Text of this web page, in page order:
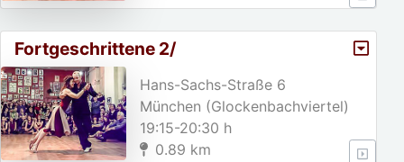
Fortgeschrittene 2/
Hans-Sachs-Straße 6
München (Glockenbachviertel)
19:15-20:30 h
0.89 km